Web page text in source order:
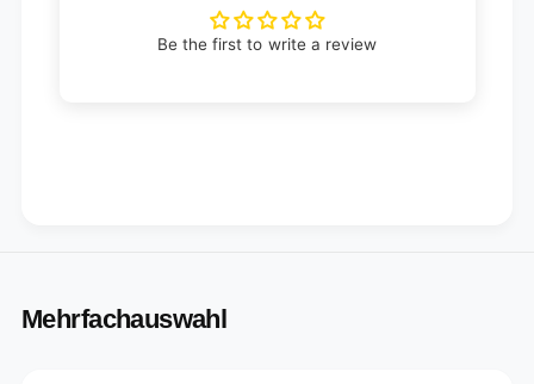
Be the first to write a review
Mehrfachauswahl